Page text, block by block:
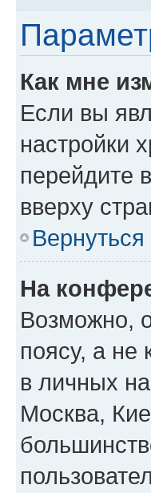
Как мне
Если вы
настройки
перейдите
вверху
На
Возможно,
поясу, а не
в личных
Москва,